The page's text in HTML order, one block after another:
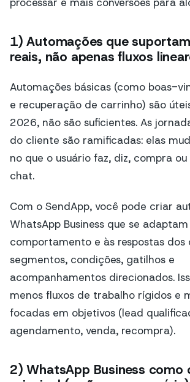
1) Automações que
reais, não apenas fluxos
Automações básicas (como boas-
e recuperação de carrinho) são
2026, não são suficientes. As
do cliente são ramificadas: elas
no que o usuário faz, diz, compra
chat.
Com o SendApp, você pode criar
WhatsApp Business que se
comportamento e às respostas dos
segmentos, condições, gatilhos e
acompanhamentos direcionados.
menos fluxos de trabalho rígidos e
focadas em objetivos (lead
agendamento, venda, recompra).
2) WhatsApp Business como